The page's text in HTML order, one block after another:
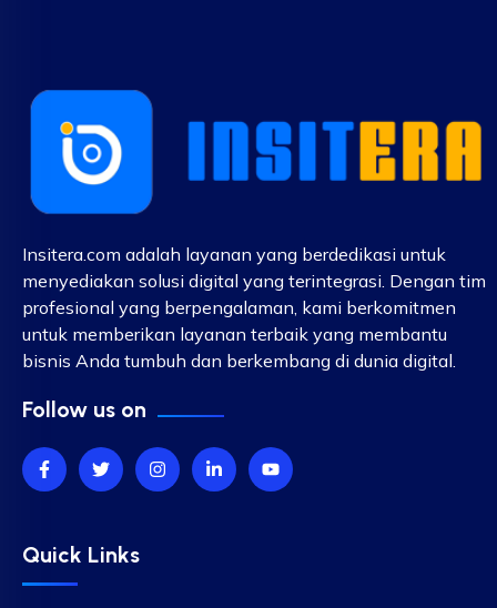
Insitera.com adalah layanan yang berdedikasi untuk
menyediakan solusi digital yang terintegrasi. Dengan tim
profesional yang berpengalaman, kami berkomitmen
untuk memberikan layanan terbaik yang membantu
bisnis Anda tumbuh dan berkembang di dunia digital.
Follow us on
Quick Links